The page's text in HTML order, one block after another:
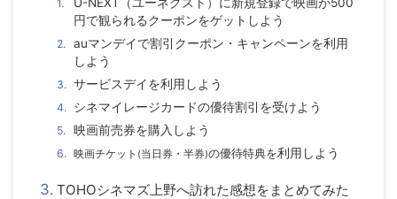
円で観られるクーポンをゲットしよう
auマンデイで割引クーポン・キャンペーンを利用
しよう
サービスデイを利用しよう
シネマイレージカードの優待割引を受けよう
映画前売券を購入しよう
映画チケット (当日券・半券)の優待特典を利用しよう
TOHOシネマズ上野へ訪れた感想をまとめてみた